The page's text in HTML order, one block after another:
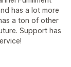
has a lot more
a ton of other
Support has